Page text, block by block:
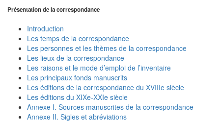
Présentation de la correspondance
Introduction
Les temps de la correspondance
Les personnes et les thèmes de la correspondance
Les lieux de la correspondance
Les raisons et le mode d’emploi de l’inventaire
Les principaux fonds manuscrits
Les éditions de la correspondance du XVIIIe siècle
Les éditions du XIXe-XXIe siècle
Annexe I. Sources manuscrites de la correspondance
Annexe II. Sigles et abréviations